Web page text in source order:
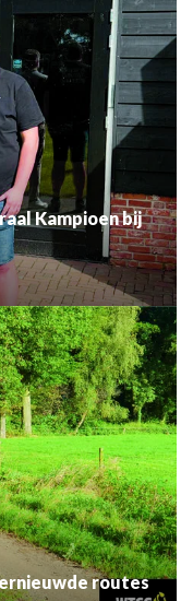
Kampioen bij
Heuvelen Classic met vernieuwde routes